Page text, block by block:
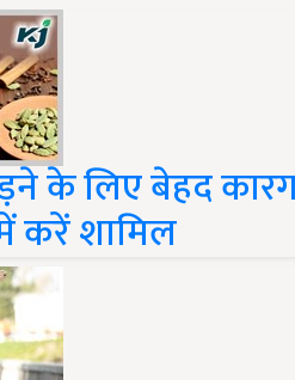
के लिए बेहद
करें शामिल